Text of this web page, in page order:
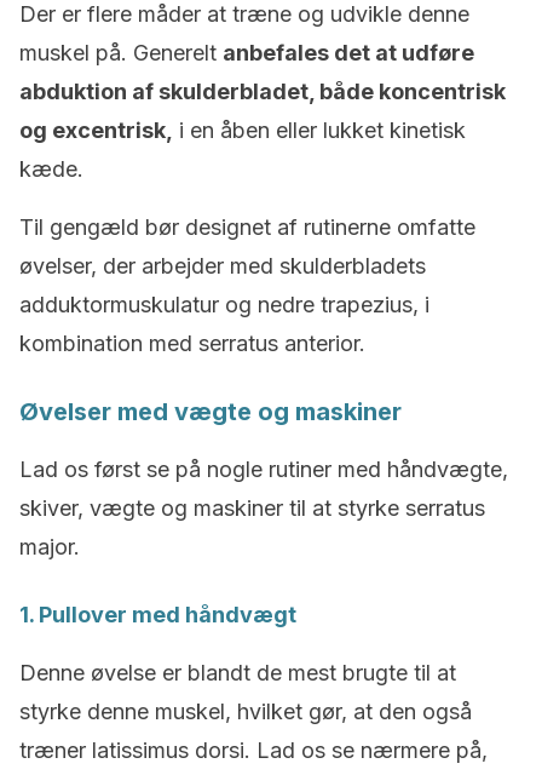
Der er flere måder at træne og udvikle denne
muskel på. Generelt anbefales det at udføre
abduktion af skulderbladet, både koncentrisk
og excentrisk, i en åben eller lukket kinetisk
kæde.
Til gengæld bør designet af rutinerne omfatte
øvelser, der arbejder med skulderbladets
adduktormuskulatur og nedre trapezius, i
kombination med serratus anterior.
Øvelser med vægte og maskiner
Lad os først se på nogle rutiner med håndvægte,
skiver, vægte og maskiner til at styrke serratus
major.
1. Pullover med håndvægt
Denne øvelse er blandt de mest brugte til at
styrke denne muskel, hvilket gør, at den også
træner latissimus dorsi. Lad os se nærmere på,